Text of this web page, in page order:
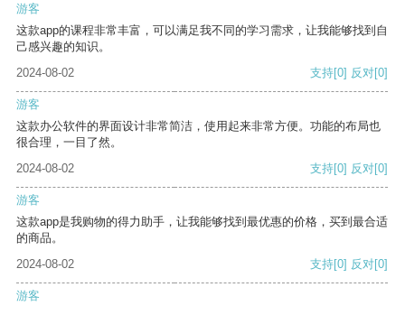
游客
这款app的课程非常丰富，可以满足我不同的学习需求，让我能够找到自
己感兴趣的知识。
2024-08-02
支持[0] 反对[0]
游客
这款办公软件的界面设计非常简洁，使用起来非常方便。功能的布局也
很合理，一目了然。
2024-08-02
支持[0] 反对[0]
游客
这款app是我购物的得力助手，让我能够找到最优惠的价格，买到最合适
的商品。
2024-08-02
支持[0] 反对[0]
游客